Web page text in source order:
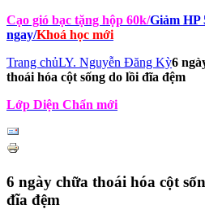
Cạo gió bạc tặng hộp 60k/Giảm HP
ngay/Khoá học mới
Trang chủLY. Nguyễn Đăng Kỳ6
thoái hóa cột sống do lồi đĩa đệm
Lớp Diện Chẩn mới
6 ngày chữa thoái hóa cột
đĩa đệm